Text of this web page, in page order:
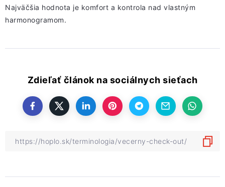
Najväčšia hodnota je komfort a kontrola nad vlastným
harmonogramom.
Zdieľať článok na sociálnych sieťach